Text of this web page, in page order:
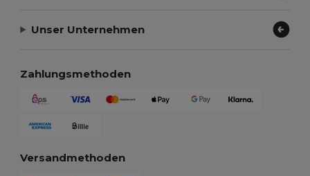
Unser Unternehmen
Zahlungsmethoden
Versandmethoden